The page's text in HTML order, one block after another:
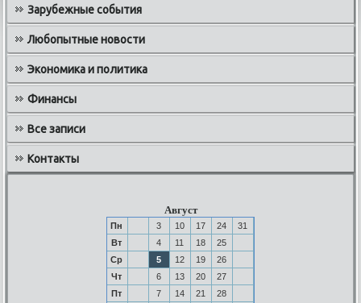
Зарубежные события
Любопытные новости
Экономика и политика
Финансы
Все записи
Контакты
Август
Пн 3 10 17 24
31
Вт
4 11 18
25
Ср
5 12 19
26
Чт
6 13 20
27
Пт
7 14 21
28